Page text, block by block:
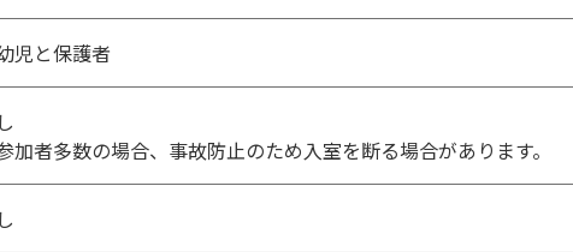
児と保護者
加者多数の場合、事故防止のため入室を断る場合があります。